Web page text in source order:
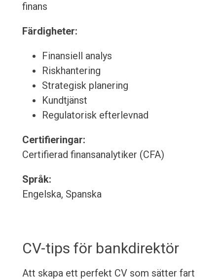
finans
Färdigheter:
Finansiell analys
Riskhantering
Strategisk planering
Kundtjänst
Regulatorisk efterlevnad
Certifieringar:
Certifierad finansanalytiker (CFA)
Språk:
Engelska, Spanska
CV-tips för bankdirektör
Att skapa ett perfekt CV som sätter fart